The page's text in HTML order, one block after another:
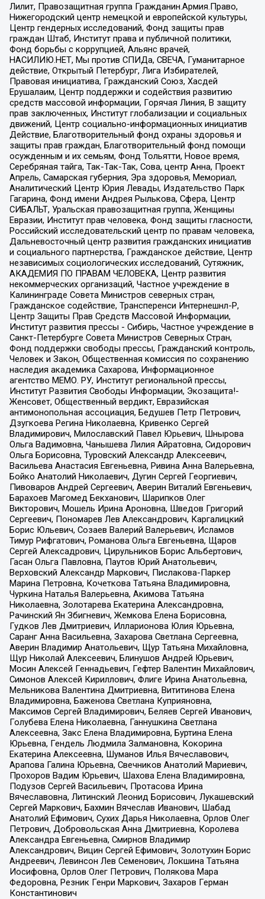
Лилит, Правозащитная группа Гражданин.Армия.Право,
Нижегородский центр немецкой и европейской культуры,
Центр гендерных исследований, Фонд защиты прав
граждан Штаб, Институт права и публичной политики,
Фонд борьбы с коррупцией, Альянс врачей,
НАСИЛИЮ.НЕТ, Мы против СПИДа, СВЕЧА, Гуманитарное
действие, Открытый Петербург, Лига Избирателей,
Правовая инициатива, Гражданский Союз, Хасдей
Ерушалаим, Центр поддержки и содействия развитию
средств массовой информации, Горячая Линия, В защиту
прав заключенных, Институт глобализации и социальных
движений, Центр социально-информационных инициатив
Действие, Благотворительный фонд охраны здоровья и
защиты прав граждан, Благотворительный фонд помощи
осужденным и их семьям, Фонд Тольятти, Новое время,
Серебряная тайга, Так-Так-Так, Сова, центр Анна, Проект
Апрель, Самарская губерния, Эра здоровья, Мемориал,
Аналитический Центр Юрия Левады, Издательство Парк
Гагарина, Фонд имени Андрея Рылькова, Сфера, Центр
СИБАЛЬТ, Уральская правозащитная группа, Женщины
Евразии, Институт прав человека, Фонд защиты гласности,
Российский исследовательский центр по правам человека,
Дальневосточный центр развития гражданских инициатив
и социального партнерства, Гражданское действие, Центр
независимых социологических исследований, Сутяжник,
АКАДЕМИЯ ПО ПРАВАМ ЧЕЛОВЕКА, Центр развития
некоммерческих организаций, Частное учреждение в
Калининграде Совета Министров северных стран,
Гражданское содействие, Трансперенси Интернешнл-Р,
Центр Защиты Прав Средств Массовой Информации,
Институт развития прессы - Сибирь, Частное учреждение в
Санкт-Петербурге Совета Министров Северных Стран,
Фонд поддержки свободы прессы, Гражданский контроль,
Человек и Закон, Общественная комиссия по сохранению
наследия академика Сахарова, Информационное
агентство МЕМО. РУ, Институт региональной прессы,
Институт Развития Свободы Информации, Экозащита!-
Женсовет, Общественный вердикт, Евразийская
антимонопольная ассоциация, Бедушев Петр Петрович,
Дзугкоева Регина Николаевна, Кривенко Сергей
Владимирович, Милославский Павел Юрьевич, Шнырова
Ольга Вадимовна, Чанышева Лилия Айратовна, Сидорович
Ольга Борисовна, Туровский Александр Алексеевич,
Васильева Анастасия Евгеньевна, Ривина Анна Валерьевна,
Бойко Анатолий Николаевич, Дугин Сергей Георгиевич,
Пивоваров Андрей Сергеевич, Аверин Виталий Евгеньевич,
Барахоев Магомед Бекханович, Шарипков Олег
Викторович, Мошель Ирина Ароновна, Шведов Григорий
Сергеевич, Пономарев Лев Александрович, Каргалицкий
Борис Юльевич, Созаев Валерий Валерьевич, Исламов
Тимур Рифгатович, Романова Ольга Евгеньевна, Щаров
Сергей Алексадрович, Цирульников Борис Альбертович,
Гасан Ольга Павловна, Паутов Юрий Анатольевич,
Верховский Александр Маркович, Пислакова-Паркер
Марина Петровна, Кочеткова Татьяна Владимировна,
Чуркина Наталья Валерьевна, Акимова Татьяна
Николаевна, Золотарева Екатерина Александровна,
Рачинский Ян Збигневич, Жемкова Елена Борисовна,
Гудков Лев Дмитриевич, Илларионова Юлия Юрьевна,
Саранг Анна Васильевна, Захарова Светлана Сергеевна,
Аверин Владимир Анатольевич, Щур Татьяна Михайловна,
Щур Николай Алексеевич, Блинушов Андрей Юрьевич,
Мосин Алексей Геннадьевич, Гефтер Валентин Михайлович,
Симонов Алексей Кириллович, Флиге Ирина Анатольевна,
Мельникова Валентина Дмитриевна, Вититинова Елена
Владимировна, Баженова Светлана Куприяновна,
Максимов Сергей Владимирович, Беляев Сергей Иванович,
Голубева Елена Николаевна, Ганнушкина Светлана
Алексеевна, Закс Елена Владимировна, Буртина Елена
Юрьевна, Гендель Людмила Залмановна, Кокорина
Екатерина Алексеевна, Шуманов Илья Вячеславович,
Арапова Галина Юрьевна, Свечников Анатолий Мариевич,
Прохоров Вадим Юрьевич, Шахова Елена Владимировна,
Подузов Сергей Васильевич, Протасова Ирина
Вячеславовна, Литинский Леонид Борисович, Лукашевский
Сергей Маркович, Бахмин Вячеслав Иванович, Шабад
Анатолий Ефимович, Сухих Дарья Николаевна, Орлов Олег
Петрович, Добровольская Анна Дмитриевна, Королева
Александра Евгеньевна, Смирнов Владимир
Александрович, Вицин Сергей Ефимович, Золотухин Борис
Андреевич, Левинсон Лев Семенович, Локшина Татьяна
Иосифовна, Орлов Олег Петрович, Полякова Мара
Федоровна, Резник Генри Маркович, Захаров Герман
Константинович